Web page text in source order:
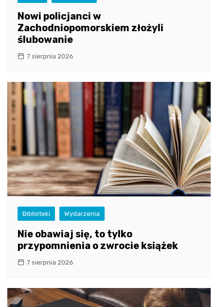
Nowi policjanci w
Zachodniopomorskiem złożyli
ślubowanie
7 sierpnia 2026
Biblioteki Wydarzenia
Nie obawiaj się, to tylko
przypomnienia o zwrocie książek
7 sierpnia 2026